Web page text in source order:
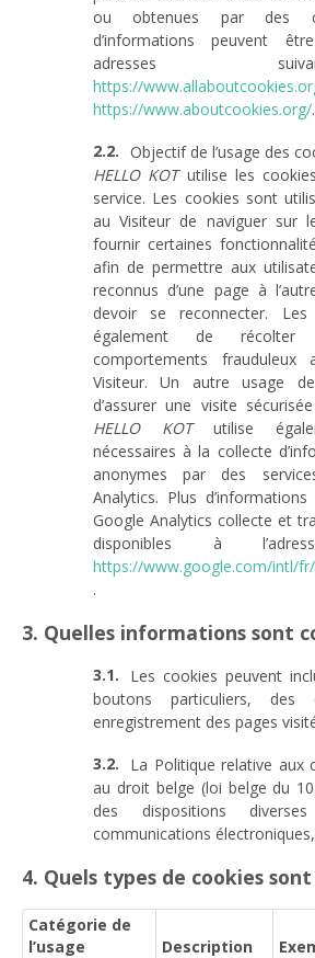
ou obtenues par des
d’informations peuvent
adresses
https://
https://www.aboutcookies.org/.
Objectif de l’usage des
HELLO KOTutilise les
service. Les cookies sont
au Visiteur de naviguer sur
fournir certaines
afin de permettre aux
reconnus d’une page à
devoir se reconnecter.
également de
comportements
Visiteur. Un autre usage
d’assurer une visite
HELLO KOTutilise
nécessaires à la collecte
anonymes par des
Analytics. Plus
Google Analytics collecte et
disponibles à
https://www.google.com/intl/
.
3. Quelles informations sont
Les cookies peuvent
boutons particuliers, des
enregistrement des pages
La Politique relative aux
au droit belge (loi belge du
des dispositions
communications
4. Quels types de cookies
Catégorie de
l’usage
Description